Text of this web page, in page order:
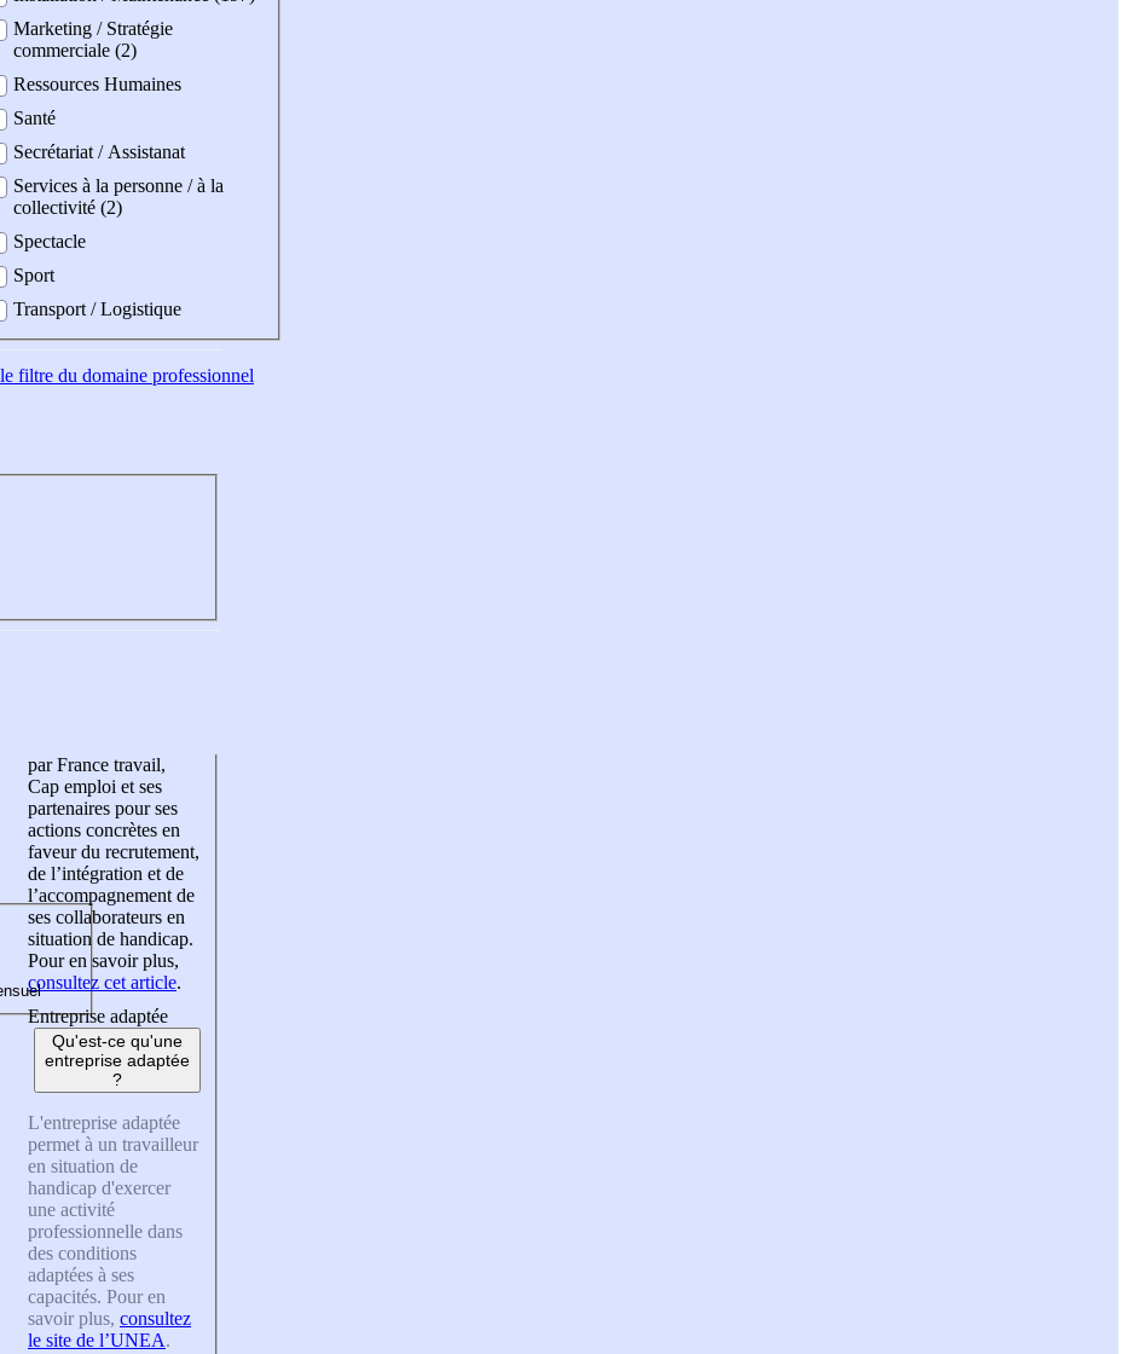
Marketing / Stratégie
commerciale (2)
Ressources Humaines
Santé
Secrétariat / Assistanat
Services à la personne / à la
collectivité (2)
Spectacle
Sport
Transport / Logistique
filtre du domaine professionnel
par France travail,
Cap emploi et ses
partenaires pour ses
actions concrètes en
faveur du recrutement,
de l’intégration et de
l’accompagnement de
ses collaborateurs en
situation de handicap.
Pour en savoir plus,
consultez cet article.
Entreprise adaptée
Qu'est-ce qu'une
entreprise adaptée
?
L'entreprise adaptée
permet à un travailleur
en situation de
handicap d'exercer
une activité
professionnelle dans
des conditions
adaptées à ses
capacités. Pour en
savoir plus, consultez
le site de l’UNEA.